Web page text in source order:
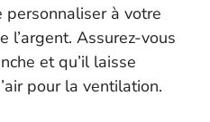
personnaliser à votre
l’argent. Assurez-vous
et qu’il laisse
pour la ventilation.